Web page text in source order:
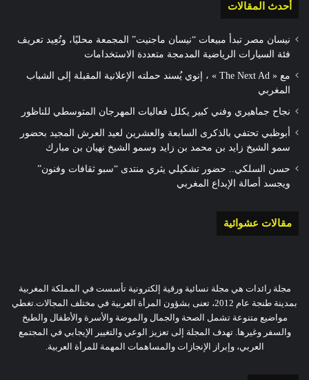
أحدث المقالات
نيسان مصر تبدأ مبيعات “نيسان ماجنيت” المجمعة محليًا، وتُعِيد تعريف
فئة السيارات الرياضية المدمجة متعددة الاستخدامات
مع « The Next Ad » ، إنوي يُسند حملته الإعلانية المقبلة إلى الشباب
المغربي
نجاح جماهيري وفني كبير يكلل فعاليات المهرجان المتوسطي للناظور
أبوظبي تحتفي بالذكرى السابعة والعشرين لعيد العرش المجيد بحضور
سمو الشيخ زايد بن محمد بن زايد وسمو الشيخ نهيان بن مبارك
حسن السلكي.. حضور تشكيلي يثري منتدى “سبو ثقافات وفنون”
ويجسد أصالة الإبداع المغربي
مقالات عشوائية
مجلة رائدات هي مجلة نسائية ورقية إلكترونية تأسست في المملكة المغربية
بمدينة طنجة عام 2012، تعنى بشؤون المرأة العربية في مختلف المجالات.تغطي
مواضيع متنوعة تشمل الصحة والجمال والموضة والأسرة والأطفال والطبخ
والسفر وغيرها. تهدف المجلة إلى تعزيز الوعي والتغيير الإيجابي في المجتمع
العربي، وإبراز الإنجازات والمساهمات المهمة للمرأة العربية.